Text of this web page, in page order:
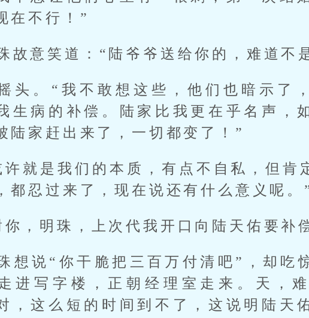
在不行！”
故意笑道：“陆爷爷送给你的，难道不
头。“我不敢想这些，他们也暗示了
生病的补偿。陆家比我更在乎名声，
陆家赶出来了，一切都变了！”
许就是我们的本质，有点不自私，但肯
都忍过来了，现在说还有什么意义呢。
你，明珠，上次代我开口向陆天佑要补
想说“你干脆把三百万付清吧”，却吃
进写字楼，正朝经理室走来。天，
，这么短的时间到不了，这说明陆天